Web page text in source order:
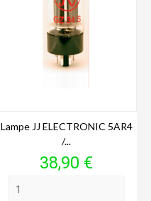
Lampe JJ ELECTRONIC 5AR4
/...
Prix
38,90 €